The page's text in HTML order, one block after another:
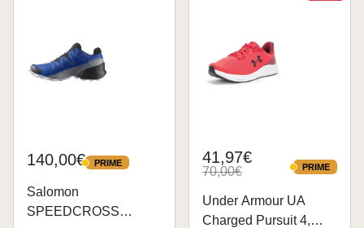
140,00€ PRIME
PRIME
Salomon
SPEEDCROSS
41,97€
70,00€ PRIME
PRIME
Under Armour UA
Charged Pursuit 4,